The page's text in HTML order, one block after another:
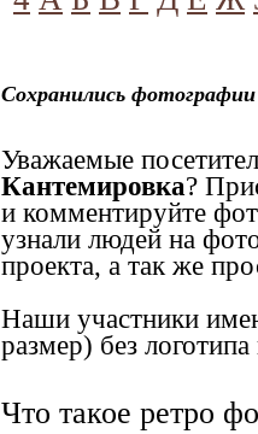
Сохранились
Уважаемые
Кантемировка?
и комментируйте
узнали людей на
проекта, а так же
Наши участники
размер) без логотипа
Что такое ретро